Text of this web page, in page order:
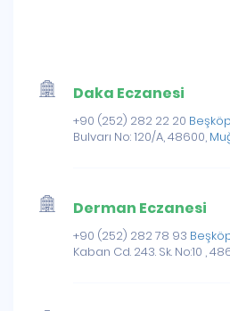
Daka Eczanesi
+90 (252) 282 22 20
Bulvarı No: 120/A, 48600,
Derman Eczanesi
+90 (252) 282 78 93
Kaban Cd. 243. Sk. No:10 ,